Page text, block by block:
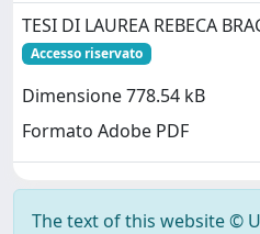
TESI DI LAUREA REBECA
Accesso riservato
Dimensione 778.54 kB
Formato Adobe PDF
The text of this website ©